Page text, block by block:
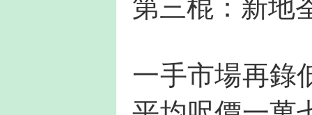
第三棍：新地
一手市場再錄